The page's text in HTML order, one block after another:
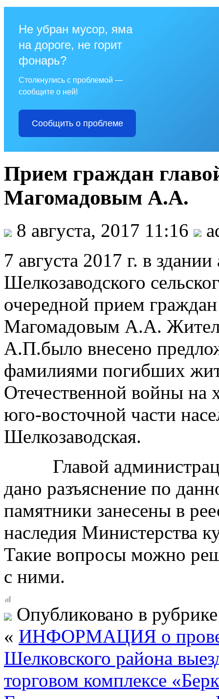
Не убран мусор, яма
на дороге, не горит
фонарь?
Столкнулись с проблемой —
сообщите о ней!
Сообщить о проблеме
Прием граждан
Магомадовым А.А.
8 августа, 2017 11:16
7 августа 2017 г. в
Шелкозаводского
очередной прием
Магомадовым А.А.
А.П.было внесено
фамилиями погибших
Отечественной войны на
юго-восточной части
Шелкозаводская.
Главой
дано разъяснение по
памятники занесены в
наследия Министерства
Такие вопросы можно
с ними.
Опубликовано в
« ИНФОРМАЦИЯ о
Шелковского района
торговом комплексе